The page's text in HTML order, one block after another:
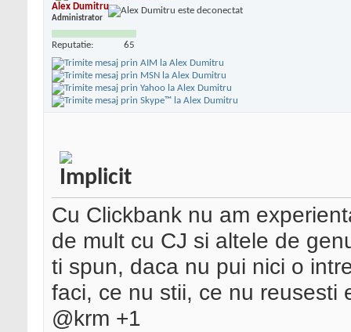
Alex Dumitru
Administrator
Reputatie: 65
Cu Clickbank nu am
de mult cu CJ si altele de
ti spun, daca nu pui nici o
faci, ce nu stii, ce nu reusesti
@krm +1